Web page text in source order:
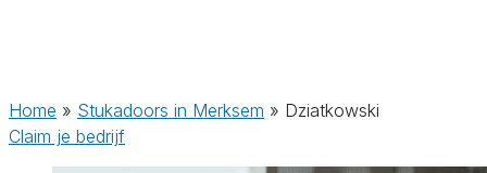
Home » Stukadoors in Merksem » Dziatkowski
Claim je bedrijf